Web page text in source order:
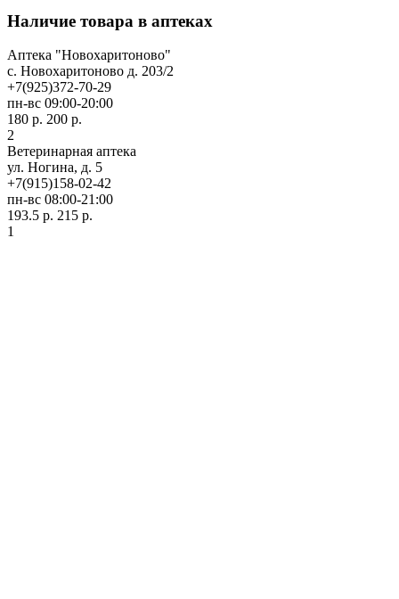
Наличие товара в аптеках
Аптека "Новохаритоново"
c. Новохаритоново д. 203/2
+7(925)372-70-29
пн-вс 09:00-20:00
180 р. 200 р.
2
Ветеринарная аптека
ул. Ногина, д. 5
+7(915)158-02-42
пн-вс 08:00-21:00
193.5 р. 215 р.
1